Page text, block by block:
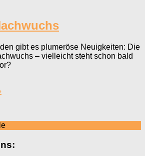
gibt es plumeröse Neuigkeiten: Die
– vielleicht steht schon bald